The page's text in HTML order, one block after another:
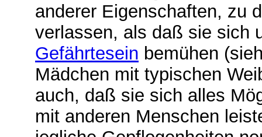
anderer Eigenschaften, zu
verlassen, als daß sie sich
Gefährtesein bemühen
Mädchen mit typischen
auch, daß sie sich alles
mit anderen Menschen